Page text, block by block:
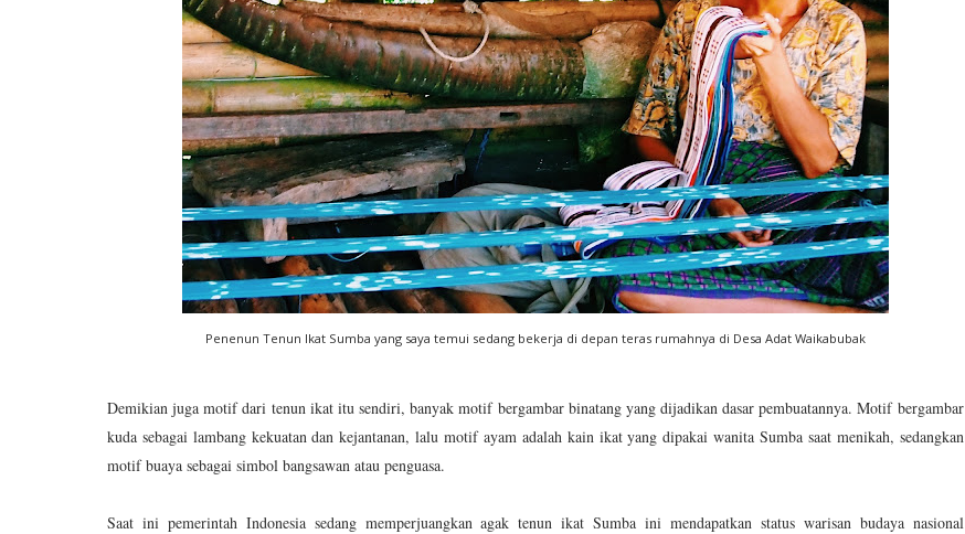
Penenun Tenun Ikat Sumba yang saya temui sedang bekerja di depan teras rumahnya di Desa Adat Waikabubak
Demikian juga motif dari tenun ikat itu sendiri, banyak motif bergambar binatang yang dijadikan dasar pembuatannya. Motif bergambar
kuda sebagai lambang kekuatan dan kejantanan, lalu motif ayam adalah kain ikat yang dipakai wanita Sumba saat menikah, sedangkan
motif buaya sebagai simbol bangsawan atau penguasa.
Saat ini pemerintah Indonesia sedang memperjuangkan agak tenun ikat Sumba ini mendapatkan status warisan budaya nasional